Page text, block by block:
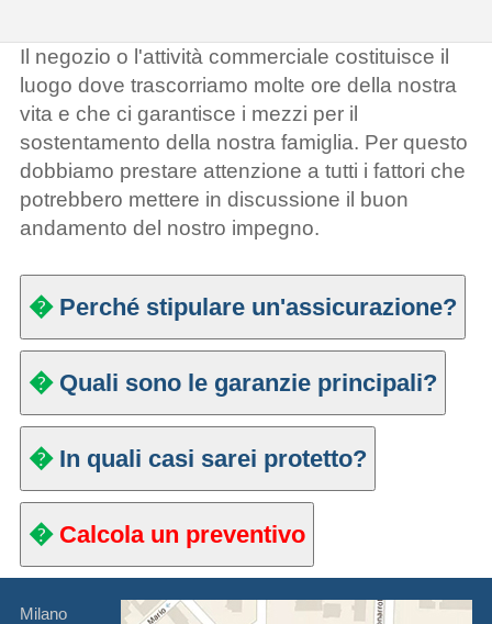
Il negozio o l'attività commerciale costituisce il
luogo dove trascorriamo molte ore della nostra
vita e che ci garantisce i mezzi per il
sostentamento della nostra famiglia. Per questo
dobbiamo prestare attenzione a tutti i fattori che
potrebbero mettere in discussione il buon
andamento del nostro impegno.
�Perché stipulare un'assicurazione?
�Quali sono le garanzie principali?
�In quali casi sarei protetto?
� Calcola un preventivo
Milano